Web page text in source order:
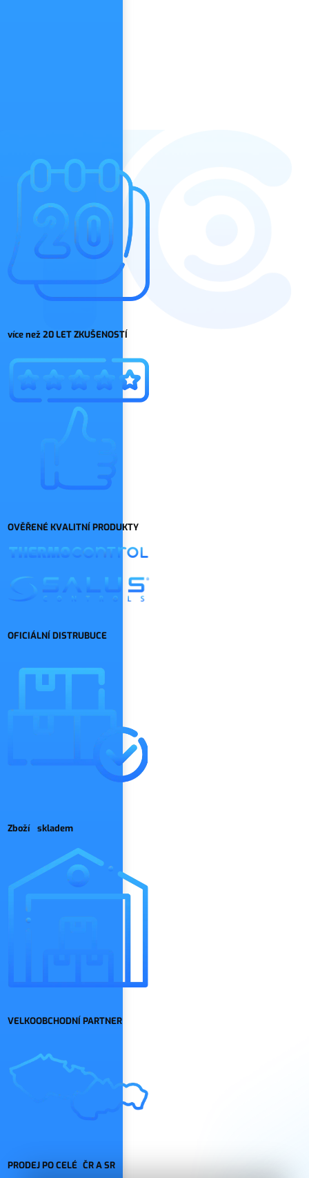
více než 20 LET ZKUŠENOSTÍ
OVĚŘENÉ KVALITNÍ PRODUKTY
OFICIÁLNÍ DISTRUBUCE
Zboží skladem
VELKOOBCHODNÍ PARTNER
PRODEJ PO CELÉ ČR A SR